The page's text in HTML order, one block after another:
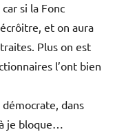
si la Fonc
et on aura
Plus on est
l’ont bien
démocrate, dans
je bloque…